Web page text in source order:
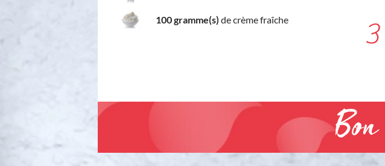
100 gramme(s) de crème fraîche 3